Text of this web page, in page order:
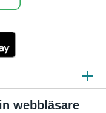
webbläsare